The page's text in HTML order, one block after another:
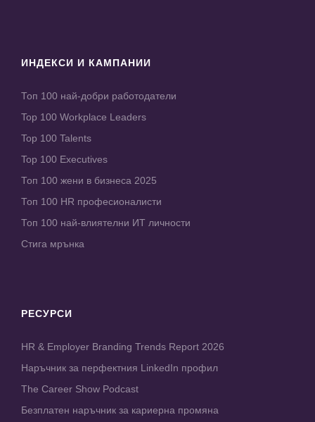
ИНДЕКСИ И КАМПАНИИ
Топ 100 най-добри работодатели
Top 100 Workplace Leaders
Top 100 Talents
Top 100 Executives
Топ 100 жени в бизнеса 2025
Топ 100 HR професионалисти
Топ 100 най-влиятелни ИТ личности
Стига мрънка
РЕСУРСИ
HR & Employer Branding Trends Report 2026
Наръчник за перфектния LinkedIn профил
The Career Show Podcast
Безплатен наръчник за кариерна промяна